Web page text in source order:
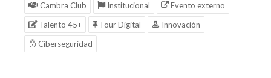
Cambra Club
Institucional
Evento externo
Talento 45+
Tour Digital
Innovación
Ciberseguridad